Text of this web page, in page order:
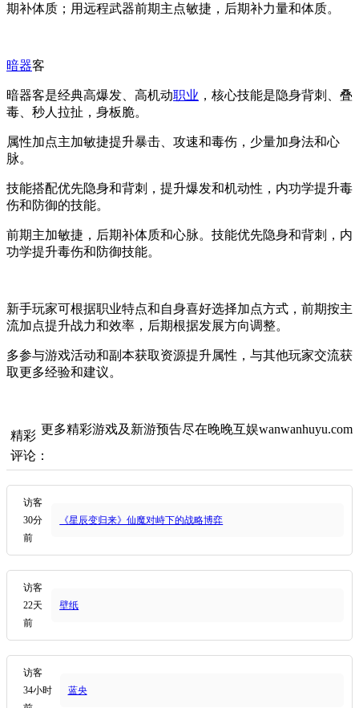
期补体质；用远程武器前期主点敏捷，后期补力量和体质。
暗器客
暗器客是经典高爆发、高机动职业 ，核心技能是隐身背刺、叠
毒、秒人拉扯，身板脆。
属性加点主加敏捷提升暴击、攻速和毒伤，少量加身法和心
脉。
技能搭配优先隐身和背刺，提升爆发和机动性，内功学提升毒
伤和防御的技能。
前期主加敏捷，后期补体质和心脉。技能优先隐身和背刺，内
功学提升毒伤和防御技能。
新手玩家可根据职业特点和自身喜好选择加点方式，前期按主
流加点提升战力和效率，后期根据发展方向调整。
多参与游戏活动和副本获取资源提升属性，与其他玩家交流获
取更多经验和建议。
更多精彩游戏及新游预告尽在晚晚互娱wanwanhuyu.com
精彩
评论：
访客
30分
前
《星辰变归来》仙魔对峙下的战略博弈
访客
22天
前
壁纸
访客
34小时
蓝央